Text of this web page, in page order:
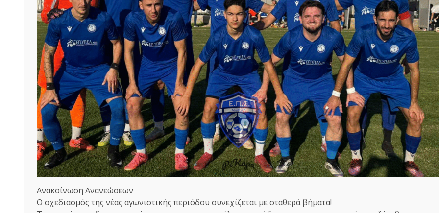
Ανακοίνωση Ανανεώσεων
Ο σχεδιασμός της νέας αγωνιστικής περιόδου συνεχίζεται με σταθερά βήματα!